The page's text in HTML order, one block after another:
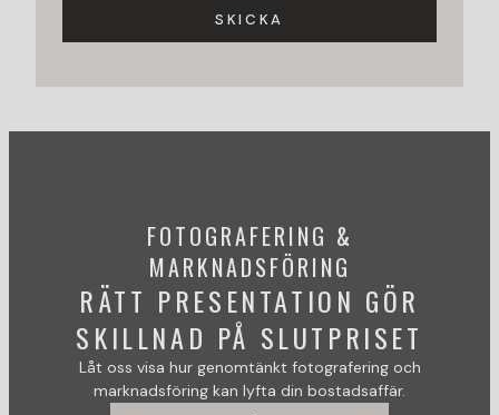
SKICKA
FOTOGRAFERING &
MARKNADSFÖRING
RÄTT PRESENTATION GÖR
SKILLNAD PÅ SLUTPRISET
Låt oss visa hur genomtänkt fotografering och
marknadsföring kan lyfta din bostadsaffär.